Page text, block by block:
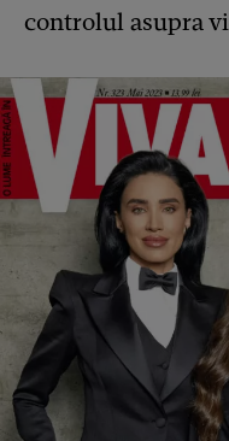
controlul asupra